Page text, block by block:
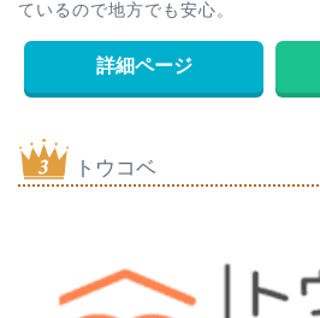
ているので地方でも安心。
詳細ページ
トウコベ